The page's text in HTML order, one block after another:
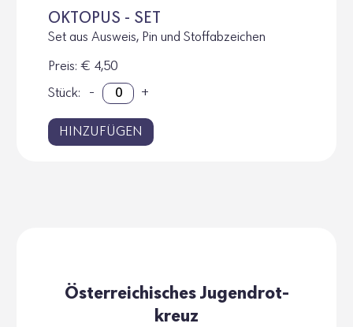
OKTOPUS - SET
Set aus Ausweis, Pin und Stoffabzeichen
Preis: € 4,50
Stück:
- +
HINZUFÜGEN
Öster­rei­chi­sches Jugend­rot­
kreuz